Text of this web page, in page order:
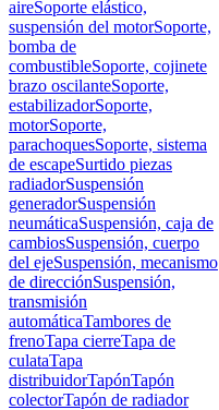
aireSoporte elástico,
suspensión del motorSoporte,
bomba de
combustibleSoporte, cojinete
brazo oscilanteSoporte,
estabilizadorSoporte,
motorSoporte,
parachoquesSoporte, sistema
de escapeSurtido piezas
radiadorSuspensión
generadorSuspensión
neumáticaSuspensión, caja de
cambiosSuspensión, cuerpo
del ejeSuspensión, mecanismo
de direcciónSuspensión,
transmisión
automáticaTambores de
frenoTapa cierreTapa de
culataTapa
distribuidorTapónTapón
colectorTapón de radiador